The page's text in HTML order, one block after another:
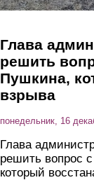
Глава
решить
Пушкина,
взрыва
понедельник, 16
Глава
решить вопрос
который